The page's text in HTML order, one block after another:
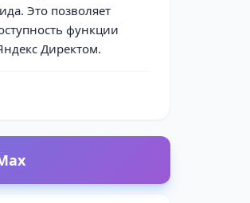
Это позволяет
функции
Директом.